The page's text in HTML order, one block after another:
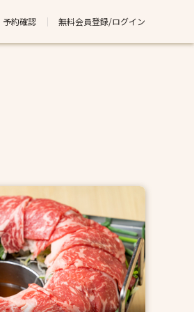
予約確認 無料会員登録/ログイン